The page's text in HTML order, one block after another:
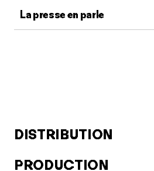
La presse en parle
DISTRIBUTION
PRODUCTION